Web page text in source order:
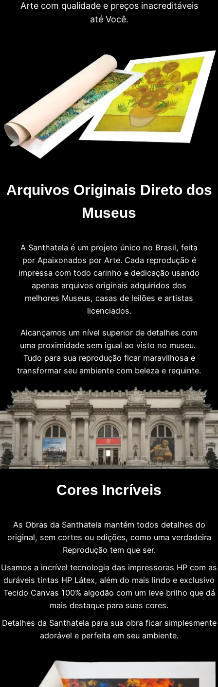
Arte com qualidade e preços inacreditáveis
até Você.
Arquivos Originais Direto dos
Museus
A Santhatela é um projeto único no Brasil, feita
por Apaixonados por Arte. Cada reprodução é
impressa com todo carinho e dedicação usando
apenas arquivos originais adquiridos dos
melhores Museus, casas de leilões e artistas
licenciados.
Alcançamos um nível superior de detalhes com
uma proximidade sem igual ao visto no museu.
Tudo para sua reprodução ficar maravilhosa e
transformar seu ambiente com beleza e requinte.
Cores Incríveis
As Obras da Santhatela mantém todos detalhes do
original, sem cortes ou edições, como uma verdadeira
Reprodução tem que ser.
Usamos a incrível tecnologia das impressoras HP com as
duráveis tintas HP Látex, além do mais lindo e exclusivo
Tecido Canvas 100% algodão com um leve brilho que dá
mais destaque para suas cores.
Detalhes da Santhatela para sua obra ficar simplesmente
adorável e perfeita em seu ambiente.